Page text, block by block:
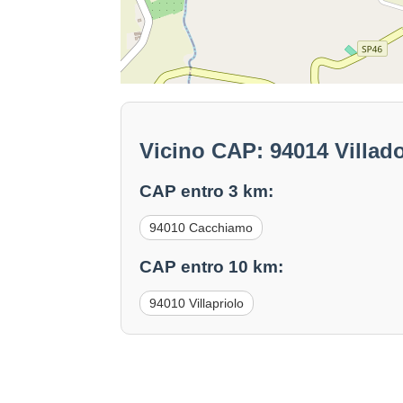
Vicino CAP: 94014
CAP entro 3 km:
94010 Cacchiamo
CAP entro 10 km:
94010 Villapriolo